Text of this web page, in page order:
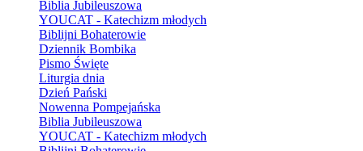
Biblia Jubileuszowa
YOUCAT - Katechizm młodych
Biblijni Bohaterowie
Dziennik Bombika
Pismo Święte
Liturgia dnia
Dzień Pański
Nowenna Pompejańska
Biblia Jubileuszowa
YOUCAT - Katechizm młodych